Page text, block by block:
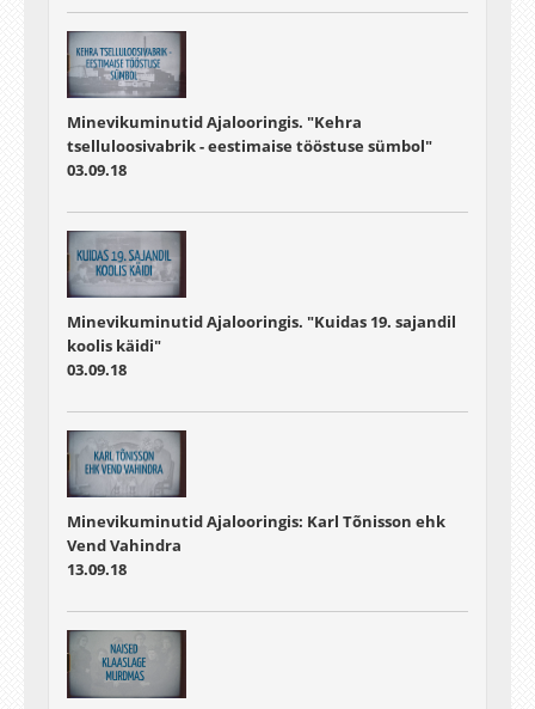
Minevikuminutid Ajalooringis. "Kehra
tselluloosivabrik - eestimaise tööstuse sümbol"
03.09.18
Minevikuminutid Ajalooringis. "Kuidas 19. sajandil
koolis käidi"
03.09.18
Minevikuminutid Ajalooringis: Karl Tõnisson ehk
Vend Vahindra
13.09.18